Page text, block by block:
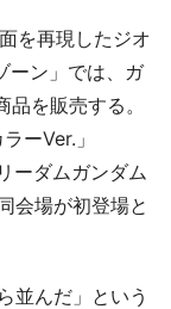
を再現したジオ
ーン」では、ガ
を販売する。
ーVer.」
ーダムガンダム
会場が初登場と
並んだ」という